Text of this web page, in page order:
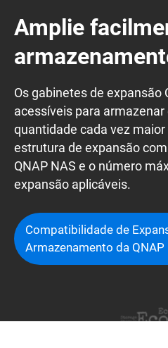
Amplie
Os gabinetes de expansão
acessíveis para
quantidade cada vez
estrutura de expansão
QNAP NAS e o número
expansão aplicáveis.
Compatibilidade de
Armazenamento da QNAP